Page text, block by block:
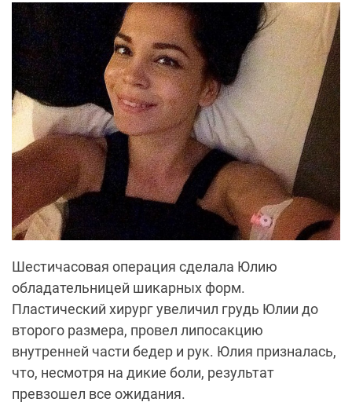
Шестичасовая операция сделала Юлию
обладательницей шикарных форм.
Пластический хирург увеличил грудь Юлии до
второго размера, провел липосакцию
внутренней части бедер и рук. Юлия призналась,
что, несмотря на дикие боли, результат
превзошел все ожидания.